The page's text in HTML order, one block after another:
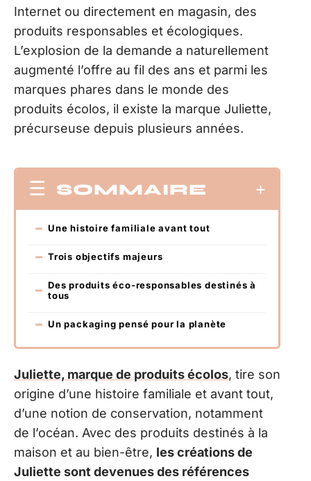
Internet ou directement en magasin, des
produits responsables et écologiques.
L’explosion de la demande a naturellement
augmenté l’offre au fil des ans et parmi les
marques phares dans le monde des
produits écolos, il existe la marque Juliette,
précurseuse depuis plusieurs années.
SOMMAIRE
Une histoire familiale avant tout
Trois objectifs majeurs
Des produits éco-responsables destinés à
tous
Un packaging pensé pour la planète
Juliette, marque de produits écolos, tire son
origine d’une histoire familiale et avant tout,
d’une notion de conservation, notamment
de l’océan. Avec des produits destinés à la
maison et au bien-être, les créations de
Juliette sont devenues des références